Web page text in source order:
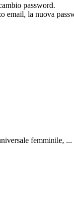
password.
email, la nuova
femminile, ...